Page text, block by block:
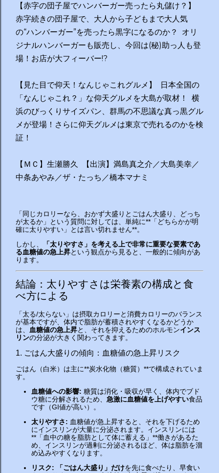
【赤字の団子屋でハンバーガー売ったら丸儲け？】
赤字続きの団子屋で、大人から子どもまで大人気
の“ハンバーガー”を売ったら黒字になるのか？ オリ
ジナルハンバーガーも販売し、今回は(秘)助っ人も登
場！お店が大フィーバー!?
【見た目で仰天！なんじゃこれグルメ】 日本全国の
「なんじゃこれ？」な仰天グルメを大島が取材！ 横
浜のびっくりサイズパン、群馬の不思議な真っ黒グル
メが登場！さらに仰天グルメは東京で売れるのかを検
証！
【ＭＣ】生瀬勝久 【出演】満島真之介／大島美幸／
中条あやみ／ザ・たっち／橋本マナミ
「同じカロリーなら、おかず大盛りとごはん大盛り、どっち
が太るか」という質問に対しては、単純に**「どちらかが明
確に太りやすい」とは言い切れません**。
しかし、
「太りやすさ」 を考える上で非常に重要な要素であ
る血糖値の急上昇という観点から見ると、一般的に傾向があ
ります。
結論：太りやすさは栄養素の構成と食
べ方による
「太る/太らない」は摂取カロリーと消費カロリーのバランス
が基本ですが、体内で脂肪が蓄積されやすくなるかどうか
は、
血糖値の急上昇と、それを抑えるためのホルモンインス
リンの分泌が大きく関わってきます。
1. ごはん大盛りの傾向：血糖値の急上昇リスク
ごはん（白米）は主に**炭水化物（糖質）**で構成されていま
す。
血糖値への影響: 糖質は消化・吸収が早く、体内でブド
ウ糖に分解されるため、 急激に血糖値を上げやすい食品
です（GI値が高い）。
太りやすさ: 血糖値が急上昇すると、それを下げるため
にインスリンが大量に分泌されます。インスリンには
**「血中の糖を脂肪として体に蓄える」**働きがあるた
め、インスリンが過剰に分泌されるほど、体は脂肪を溜
め込みやすくなります。
リスク:
「ごはん大盛り」だけを先に食べたり、早食い